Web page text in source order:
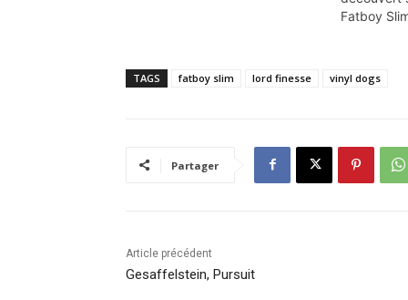
Fatboy
TAGS fatboy slim lord finesse vinyl dogs
Partager
Article précédent
Gesaffelstein, Pursuit